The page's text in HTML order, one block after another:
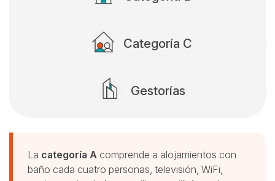
Categoría C
Gestorías
La categoría A comprende a alojamientos con
baño cada cuatro personas, televisión, WiFi,